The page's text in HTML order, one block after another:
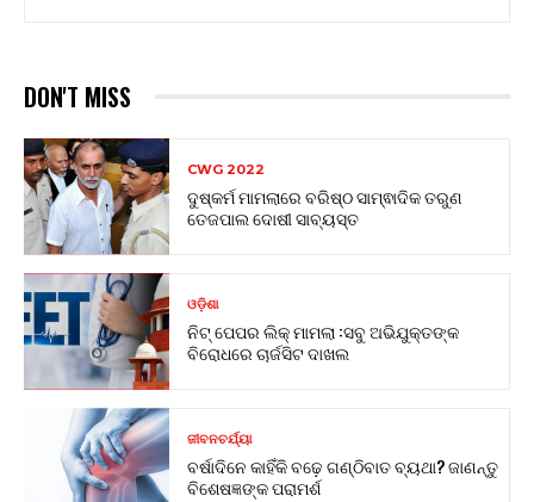
DON'T MISS
CWG 2022
ଦୁଷ୍କର୍ମ ମାମଲାରେ ବରିଷ୍ଠ ସାମ୍ଵାଦିକ ତରୁଣ
ତେଜପାଲ ଦୋଷୀ ସାବ୍ୟସ୍ତ
ଓଡ଼ିଶା
ନିଟ୍ ପେପର ଲିକ୍ ମାମଲା :ସବୁ ଅଭିଯୁକ୍ତଙ୍କ
ବିରୋଧରେ ଚାର୍ଜସିଟ ଦାଖଲ
ଜୀବନଚର୍ଯ୍ୟା
ବର୍ଷାଦିନେ କାହିଁକି ବଢ଼େ ଗଣ୍ଠିବାତ ବ୍ୟଥା? ଜାଣନ୍ତୁ
ବିଶେଷଜ୍ଞଙ୍କ ପରାମର୍ଶ